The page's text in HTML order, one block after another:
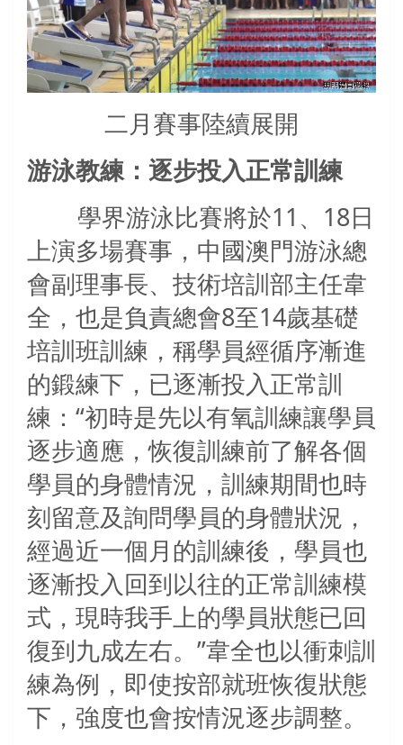
二月賽事陸續展開
游泳教練：逐步投入正常訓練
學界游泳比賽將於11 、 18日
上演多場賽事，中國澳門游泳總
會副理事長、技術培訓部主任韋
全，也是負責總會8至14歲基礎
培訓班訓練，稱學員經循序漸進
的鍛練下，已逐漸投入正常訓
練：“初時是先以有氧訓練讓學員
逐步適應，恢復訓練前了解各個
學員的身體情況，訓練期間也時
刻留意及詢問學員的身體狀況，
經過近一個月的訓練後，學員也
逐漸投入回到以往的正常訓練模
式，現時我手上的學員狀態已回
復到九成左右。”韋全也以衝刺訓
練為例，即使按部就班恢復狀態
下，強度也會按情況逐步調整。